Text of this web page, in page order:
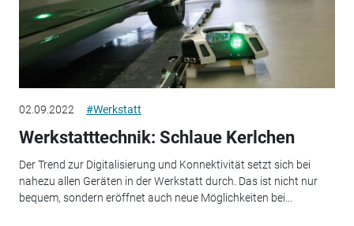
02.09.2022 #Werkstatt
Werkstatttechnik: Schlaue Kerlchen
Der Trend zur Digitalisierung und Konnektivität setzt sich bei
nahezu allen Geräten in der Werkstatt durch. Das ist nicht nur
bequem, sondern eröffnet auch neue Möglichkeiten bei...